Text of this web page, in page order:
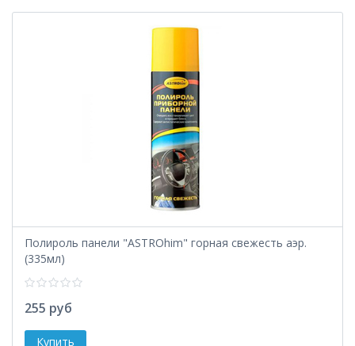
Полироль панели "ASTROhim" горная свежесть аэр.
(335мл)
255 руб